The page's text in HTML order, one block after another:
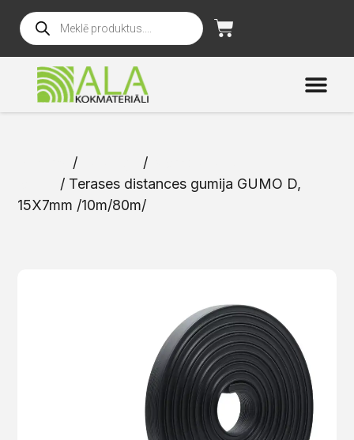
/ /
/ Terases distances gumija GUMO D,
15X7mm /10m/80m/